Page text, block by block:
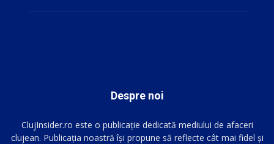
Despre noi
ClujInsider.ro este o publicație dedicată mediului de afaceri
clujean. Publicația noastră își propune să reflecte cât mai fidel și